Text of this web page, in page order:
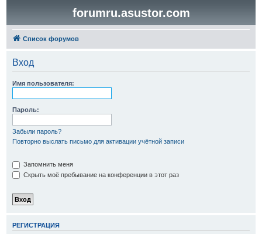
forumru.asustor.com
Список форумов
Вход
Имя пользователя:
Пароль:
Забыли пароль?
Повторно выслать письмо для активации учётной записи
Запомнить меня
Скрыть моё пребывание на конференции в этот раз
РЕГИСТРАЦИЯ